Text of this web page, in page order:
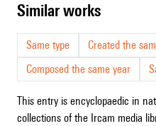
similar works
Same type
Created the
Composed the same year
This entry is encyclopaedic in
collections of the Ircam media